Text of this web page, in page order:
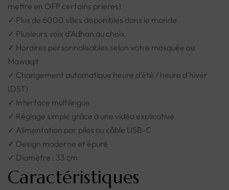
mettre en OFF certains prieres)
✓ Plus de 6000 villes disponibles dans le monde
✓ Plusieurs voix d’Adhan au choix
✓ Horaires personnalisables selon votre mosquée ou
Mawaqit
✓ Changement automatique heure d’été / heure d’hiver
(DST)
✓ Interface multilingue
✓ Réglage simple grâce à une vidéo explicative
✓ Alimentation par piles ou câble USB-C
✓ Design moderne et épuré
✓ Diamètre : 33 cm
Caractéristiques